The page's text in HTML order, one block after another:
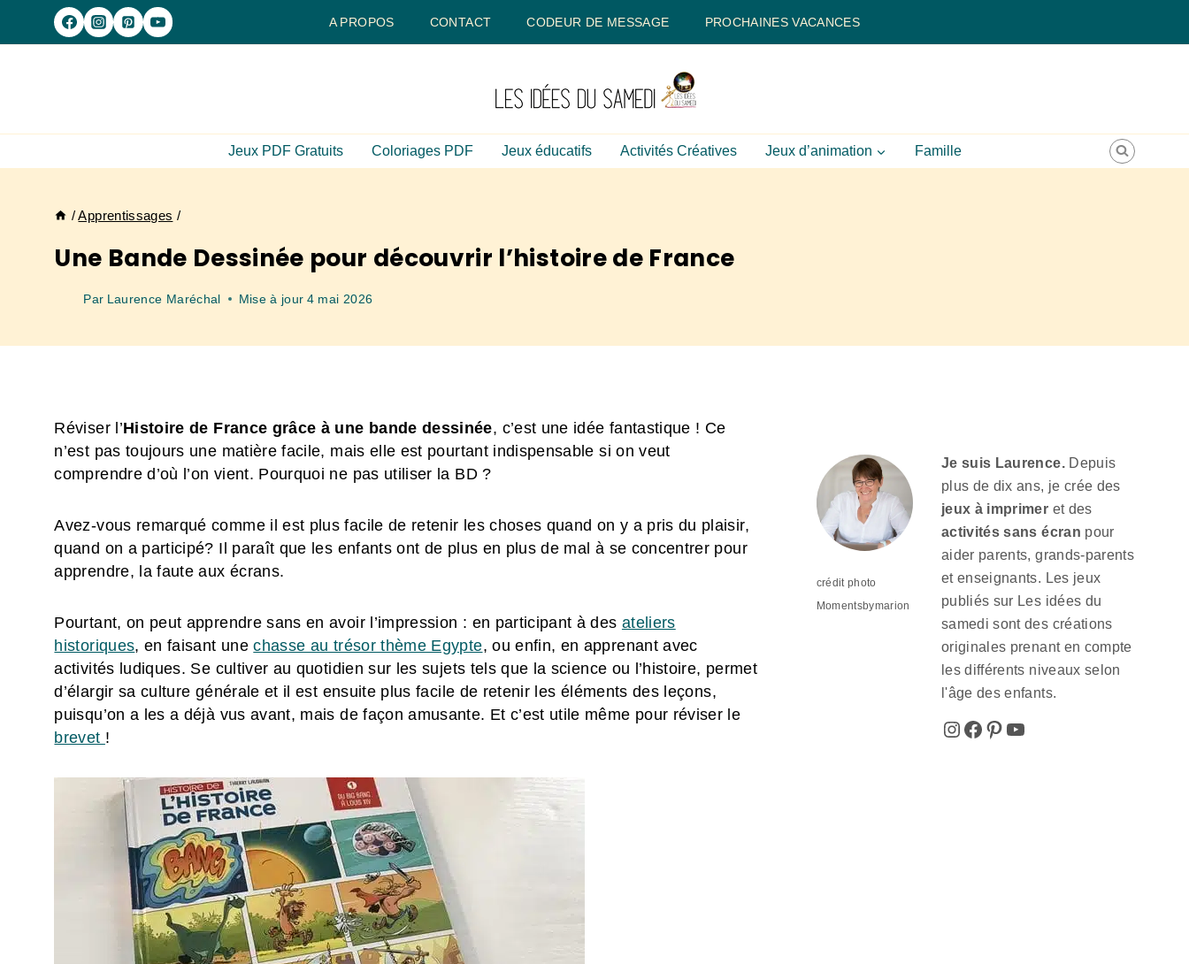
A PROPOS CONTACT CODEUR DE MESSAGE PROCHAINES VACANCES
Jeux PDF Gratuits Coloriages PDF Jeux éducatifs Activités Créatives Jeux d’animation Famille
/ Apprentissages /
Une Bande Dessinée pour découvrir l’histoire de France
Par Laurence Maréchal Mise à jour 4 mai 2026
Réviser l’Histoire de France grâce à une bande dessinée, c’est une idée fantastique ! Ce
n’est pas toujours une matière facile, mais elle est pourtant indispensable si on veut
comprendre d’où l’on vient. Pourquoi ne pas utiliser la BD ?
Avez-vous remarqué comme il est plus facile de retenir les choses quand on y a pris du plaisir,
quand on a participé? Il paraît que les enfants ont de plus en plus de mal à se concentrer pour
apprendre, la faute aux écrans.
Pourtant, on peut apprendre sans en avoir l’impression : en participant à des ateliers
historiques, en faisant unechasse au trésor thème Egypte, ou enfin, en apprenant avec
activités ludiques. Se cultiver au quotidien sur les sujets tels que la science ou l’histoire, permet
d’élargir sa culture générale et il est ensuite plus facile de retenir les éléments des leçons,
puisqu’on a les a déjà vus avant, mais de façon amusante. Et c’est utile même pour réviser le
brevet !
crédit photo
Momentsbymarion
Je suis Laurence.Depuis
plus de dix ans, je crée des
jeux à imprimer et des
activités sans écran pour
aider parents, grands-parents
et enseignants. Les jeux
publiés sur Les idées du
samedi sont des créations
originales prenant en compte
les différents niveaux selon
l'âge des enfants.
Instagram
Facebook
Pinterest
YouTube